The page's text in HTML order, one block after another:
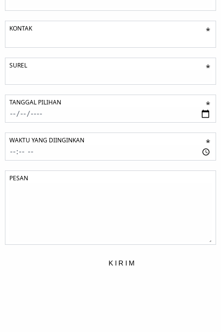
KONTAK *
SUREL *
TANGGAL PILIHAN *
WAKTU YANG DIINGINKAN *
PESAN
KIRIM